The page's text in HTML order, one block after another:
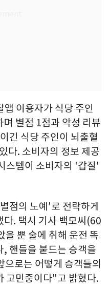
이용자가 식당 주인
별점 1점과 악성 리뷰
긴 식당 주인이 뇌출혈
다. 소비자의 정보 제공
스템이 소비자의 '갑질'
점의 노예'로 전락하게
다. 택시 기사 백모씨(60
뿐 술에 취해 운전 똑
핸들을 붙드는 승객을
로는 어떻게 승객들의
고민중이다"고 밝혔다.